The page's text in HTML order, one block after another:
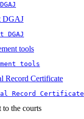
DGAJ
DGAJ
tools
tools
Record Certificate
Record Certificate
to the courts